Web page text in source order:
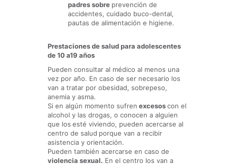
padres sobre prevención de
accidentes, cuidado buco-dental,
pautas de alimentación e higiene.
Prestaciones de salud para adolescentes
de 10 a19 años
Pueden consultar al médico al menos una
vez por año. En caso de ser necesario los
van a tratar por obesidad, sobrepeso,
anemia y asma.
Si en algún momento sufren excesoscon el
alcohol y las drogas, o conocen a alguien
que los esté viviendo, pueden acercarse al
centro de salud porque van a recibir
asistencia y orientación.
Pueden también acercarse en caso de
violencia sexual. En el centro los van a